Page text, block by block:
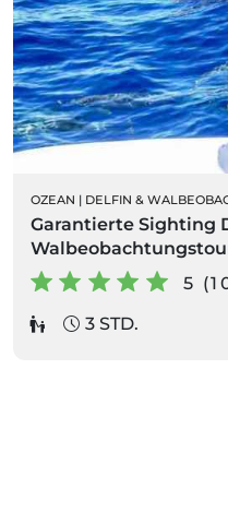
OZEAN | DELFIN &
Garantierte Sighting
5
3 STD.